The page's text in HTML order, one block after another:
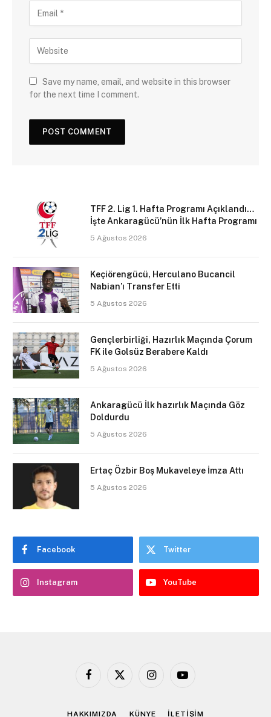
Save my name, email, and website in this browser
for the next time I comment.
TFF 2. Lig 1. Hafta Programı Açıklandı…
İşte Ankaragücü’nün İlk Hafta Programı
5 Ağustos 2026
Keçiörengücü, Herculano Bucancil
Nabian’ı Transfer Etti
5 Ağustos 2026
Gençlerbirliği, Hazırlık Maçında Çorum
FK ile Golsüz Berabere Kaldı
5 Ağustos 2026
Ankaragücü İlk hazırlık Maçında Göz
Doldurdu
5 Ağustos 2026
Ertaç Özbir Boş Mukaveleye İmza Attı
5 Ağustos 2026
Facebook Twitter
Instagram YouTube
Facebook
X
InstagramYouTube
HAKKIMIZDA KÜNYE İLETİŞİM